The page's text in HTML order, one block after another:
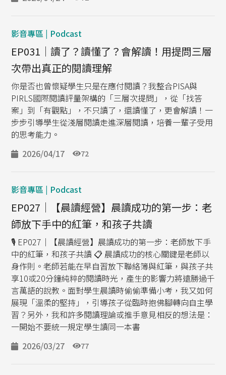
影音專區 | Podcast
EP031｜讀了？讀懂了？會解讀！用提問三層
次帶出真正的閱讀理解
你是否也曾懷疑學生只是在應付閱讀？我整合PISA與
PIRLS國際閱讀評量架構的「三層次提問」，從「找答
案」到「有觀點」，不只讀了，還讀懂了，更會解讀！一
步步引導學生從淺層閱讀走進深層閱讀，培養一輩子受用
的思考能力。
2026/04/17
72
影音專區 | Podcast
EP027｜【晨讀經營】晨讀成功的第一步：老
師放下手中的紅筆，和孩子共讀
🎙️ EP027｜【晨讀經營】晨讀成功的第一步：老師放下手
中的紅筆，和孩子共讀 📋️ 晨讀成功的核心關鍵是老師以
身作則。老師若能在早自習放下聯絡簿與紅筆，與孩子共
享10或20分鐘純粹的閱讀時光，產生的影響力將遠勝過千
言萬語的說教。面對學生晨讀時偷偷準備小考，我又如何
展現「溫柔的堅持」，引導孩子從臨時抱佛腳轉向自主學
習？另外，我和許多閱讀理論或推手意見相反的想法是：
一開始不要統一規定學生讀同一本書
2026/03/27
77